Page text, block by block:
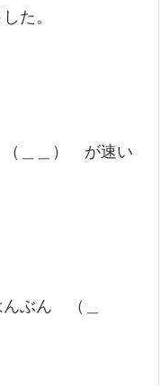
た。
（＿＿） が速い
んぶん （＿